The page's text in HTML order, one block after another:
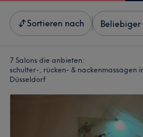
Sortieren nach Beliebiger
7 Salons die anbieten:
schulter-, rücken- & nackenmassagen
Düsseldorf